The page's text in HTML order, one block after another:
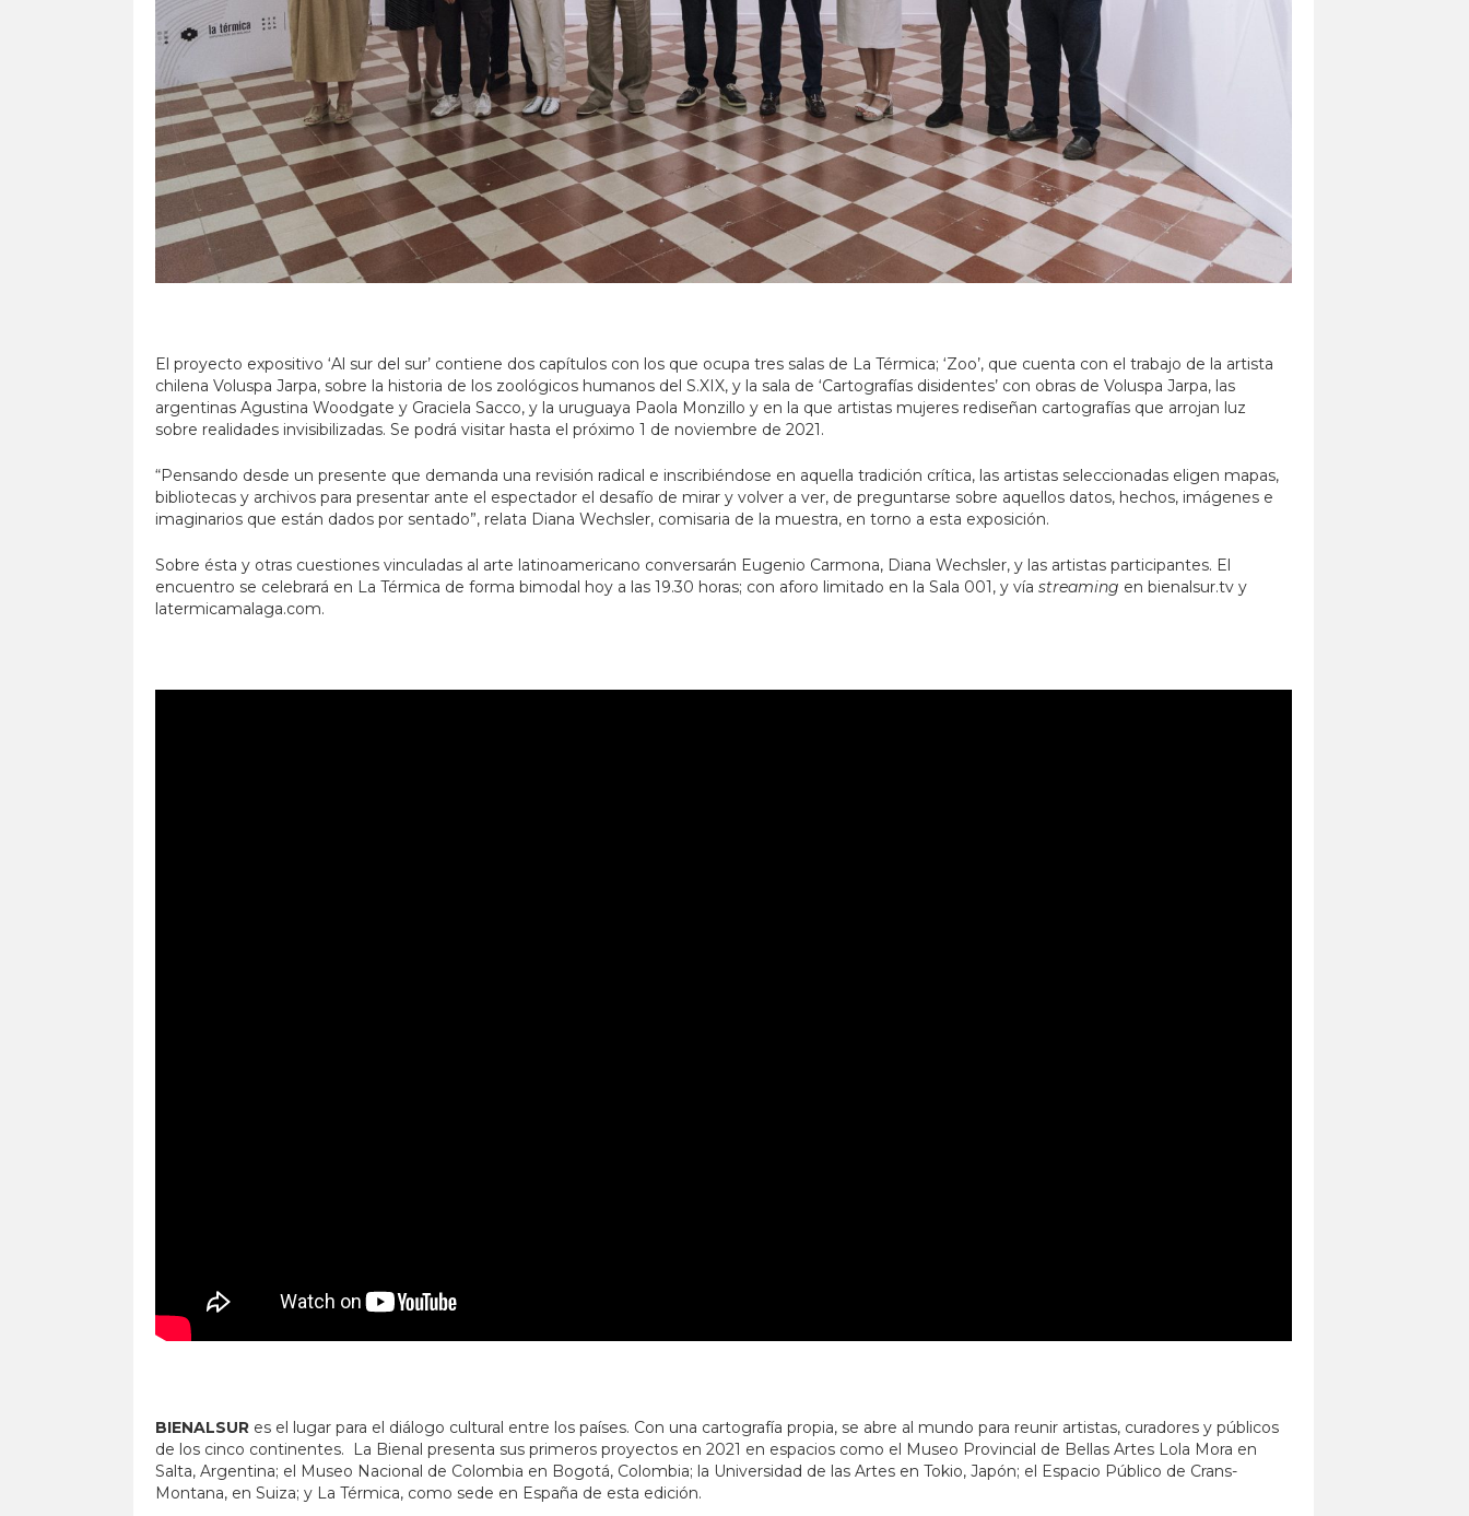
El proyecto expositivo ‘Al sur del sur’ contiene dos capítulos con los que ocupa tres salas de La Térmica; ‘Zoo’, que cuenta con el trabajo de la artista
chilena Voluspa Jarpa, sobre la historia de los zoológicos humanos del S.XIX, y la sala de ‘Cartografías disidentes’ con obras de Voluspa Jarpa, las
argentinas Agustina Woodgate y Graciela Sacco, y la uruguaya Paola Monzillo y en la que artistas mujeres rediseñan cartografías que arrojan luz
sobre realidades invisibilizadas. Se podrá visitar hasta el próximo 1 de noviembre de 2021.
“Pensando desde un presente que demanda una revisión radical e inscribiéndose en aquella tradición crítica, las artistas seleccionadas eligen mapas,
bibliotecas y archivos para presentar ante el espectador el desafío de mirar y volver a ver, de preguntarse sobre aquellos datos, hechos, imágenes e
imaginarios que están dados por sentado”, relata Diana Wechsler, comisaria de la muestra, en torno a esta exposición.
Sobre ésta y otras cuestiones vinculadas al arte latinoamericano conversarán Eugenio Carmona, Diana Wechsler, y las artistas participantes. El
encuentro se celebrará en La Térmica de forma bimodal hoy a las 19.30 horas; con aforo limitado en la Sala 001, y vía streaming en bienalsur.tv y
latermicamalaga.com.
BIENALSUR es el lugar para el diálogo cultural entre los países. Con una cartografía propia, se abre al mundo para reunir artistas, curadores y públicos
de los cinco continentes. La Bienal presenta sus primeros proyectos en 2021 en espacios como el Museo Provincial de Bellas Artes Lola Mora en
Salta, Argentina; el Museo Nacional de Colombia en Bogotá, Colombia; la Universidad de las Artes en Tokio, Japón; el Espacio Público de Crans-
Montana, en Suiza; y La Térmica, como sede en España de esta edición.